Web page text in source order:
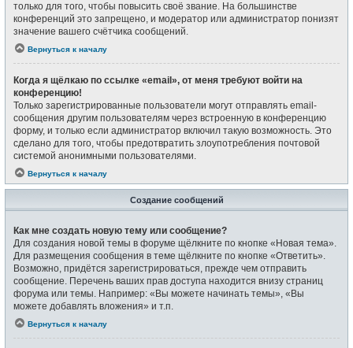
только для того, чтобы повысить своё звание. На большинстве
конференций это запрещено, и модератор или администратор понизят
значение вашего счётчика сообщений.
Вернуться к началу
Когда я щёлкаю по ссылке «email», от меня требуют войти на
конференцию!
Только зарегистрированные пользователи могут отправлять email-
сообщения другим пользователям через встроенную в конференцию
форму, и только если администратор включил такую возможность. Это
сделано для того, чтобы предотвратить злоупотребления почтовой
системой анонимными пользователями.
Вернуться к началу
Создание сообщений
Как мне создать новую тему или сообщение?
Для создания новой темы в форуме щёлкните по кнопке «Новая тема».
Для размещения сообщения в теме щёлкните по кнопке «Ответить».
Возможно, придётся зарегистрироваться, прежде чем отправить
сообщение. Перечень ваших прав доступа находится внизу страниц
форума или темы. Например: «Вы можете начинать темы», «Вы
можете добавлять вложения» и т.п.
Вернуться к началу